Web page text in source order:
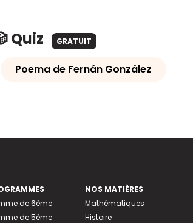
Quiz GRATUIT
Poema de Fernán González
de 6ème
de 5ème
NOS MATIÈRES
Mathématiques
Histoire